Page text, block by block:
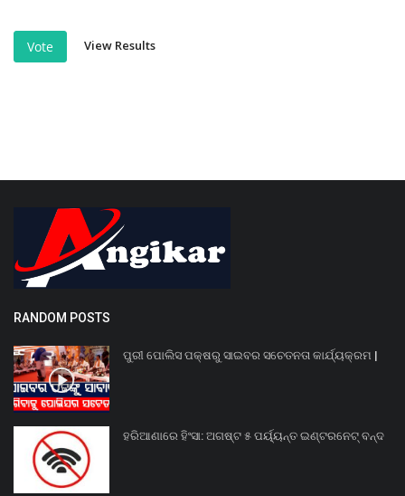
Vote View Results
RANDOM POSTS
ପୁରୀ ପୋଲିସ ପକ୍ଷରୁ ସାଇବର ସଚେତନତା କାର୍ଯ୍ୟକ୍ରମ |
ହରିଆଣାରେ ହିଂସା: ଅଗଷ୍ଟ ୫ ପର୍ୟ୍ୟନ୍ତ ଇଣ୍ଟରନେଟ୍ ବନ୍ଦ